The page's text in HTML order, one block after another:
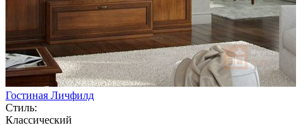
Гостиная Личфилд
Стиль:
Классический